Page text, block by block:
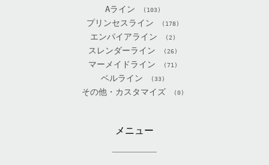
Aライン (103)
プリンセスライン (178)
エンパイアライン (2)
スレンダーライン (26)
マーメイドライン (71)
ベルライン (33)
その他・カスタマイズ (0)
メニュー